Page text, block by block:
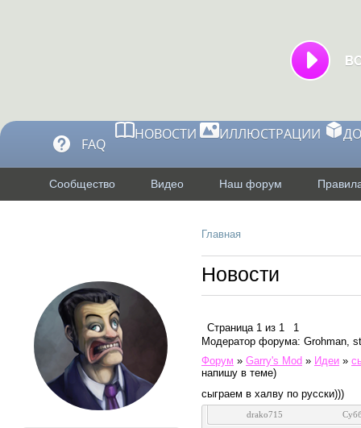
НОВОСТИ ИЛЛЮСТРАЦИИ
FAQ
Сообщество Видео Наш форум
Главная
Новости
Страница 1 из 1
1
Модератор форума: Grohman,
Форум » Garry's Mod » Идеи »
напишу в теме)
сыграем в халву по русски)))
drako715